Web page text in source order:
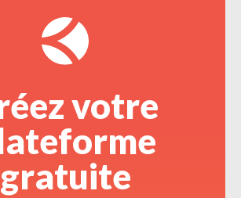
votre
gratuite